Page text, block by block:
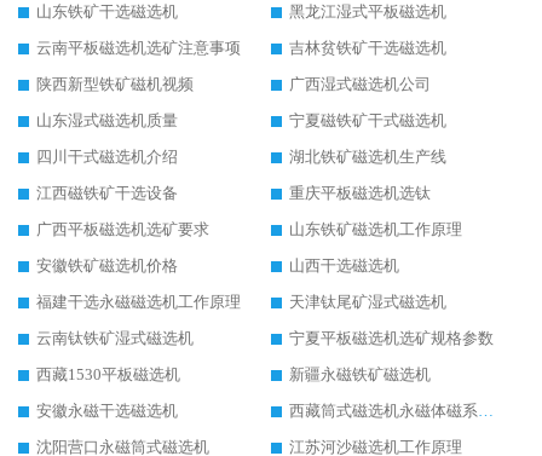
山东铁矿干选磁选机
黑龙江湿式平板磁选机
云南平板磁选机选矿注意事项
吉林贫铁矿干选磁选机
陕西新型铁矿磁机视频
广西湿式磁选机公司
山东湿式磁选机质量
宁夏磁铁矿干式磁选机
四川干式磁选机介绍
湖北铁矿磁选机生产线
江西磁铁矿干选设备
重庆平板磁选机选钛
广西平板磁选机选矿要求
山东铁矿磁选机工作原理
安徽铁矿磁选机价格
山西干选磁选机
福建干选永磁磁选机工作原理
天津钛尾矿湿式磁选机
云南钛铁矿湿式磁选机
宁夏平板磁选机选矿规格参数
西藏1530平板磁选机
新疆永磁铁矿磁选机
安徽永磁干选磁选机
西藏筒式磁选机永磁体磁系设计
沈阳营口永磁筒式磁选机
江苏河沙磁选机工作原理